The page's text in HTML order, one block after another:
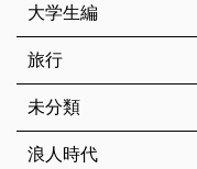
大学生編
旅行
未分類
浪人時代